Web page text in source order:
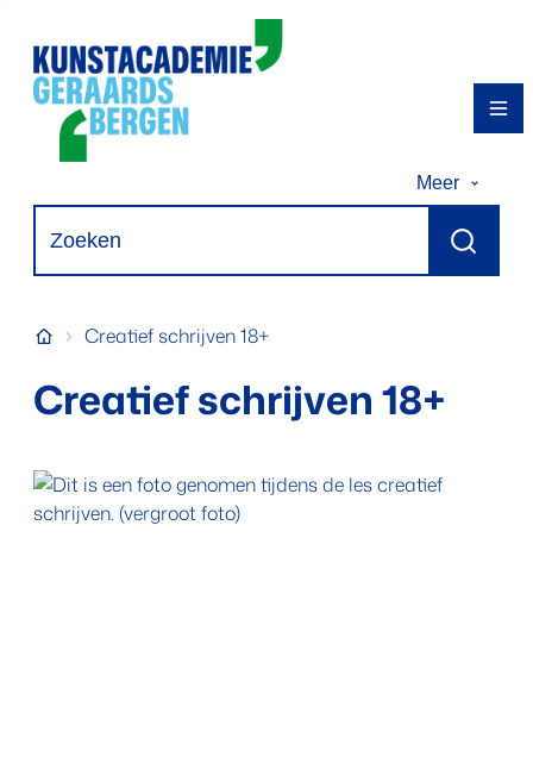
Meer
Zoeken
Startpagina
Creatief schrijven 18+
Creatief schrijven 18+